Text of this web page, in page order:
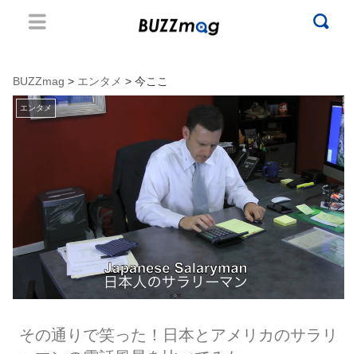
BUZZmag > エンタメ > 今ここ
エンタメ
その通りで笑った！日本とアメリカのサラリ